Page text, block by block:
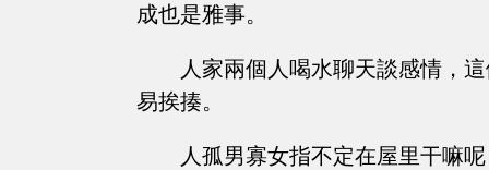
成也是雅事。
人家兩個人喝水聊天談感情，
易挨揍。
人孤男寡女指不定在屋里干嘛